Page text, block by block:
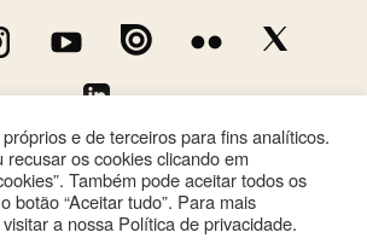
e de terceiros para fins analíticos.
recusar os cookies clicando em
Também pode aceitar todos os
botão “Aceitar tudo”. Para mais
a nossa Política de privacidade.